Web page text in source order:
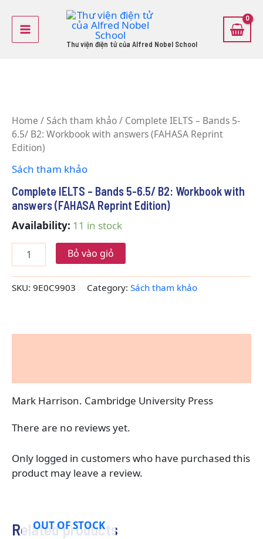
content
Main
Menu
Thư viện điện tử của Alfred Nobel School
Home /Sách tham khảo/ Complete IELTS – Bands 5-
6.5/ B2: Workbook with answers (FAHASA Reprint
Edition)
Sách tham khảo
Complete IELTS – Bands 5-6.5/ B2: Workbook with
answers (FAHASA Reprint Edition)
Availability: 11 in stock
-
Bands
5-
B2:
with
answers
Reprint
Edition)
quantity
Bỏ vào giỏ
SKU: 9E0C9903 Category: Sách tham khảo
Mark Harrison. Cambridge University Press
There are no reviews yet.
Only logged in customers who have purchased this
product may leave a review.
Related products
OUT OF STOCK